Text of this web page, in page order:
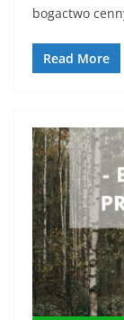
bogactwo
Read More